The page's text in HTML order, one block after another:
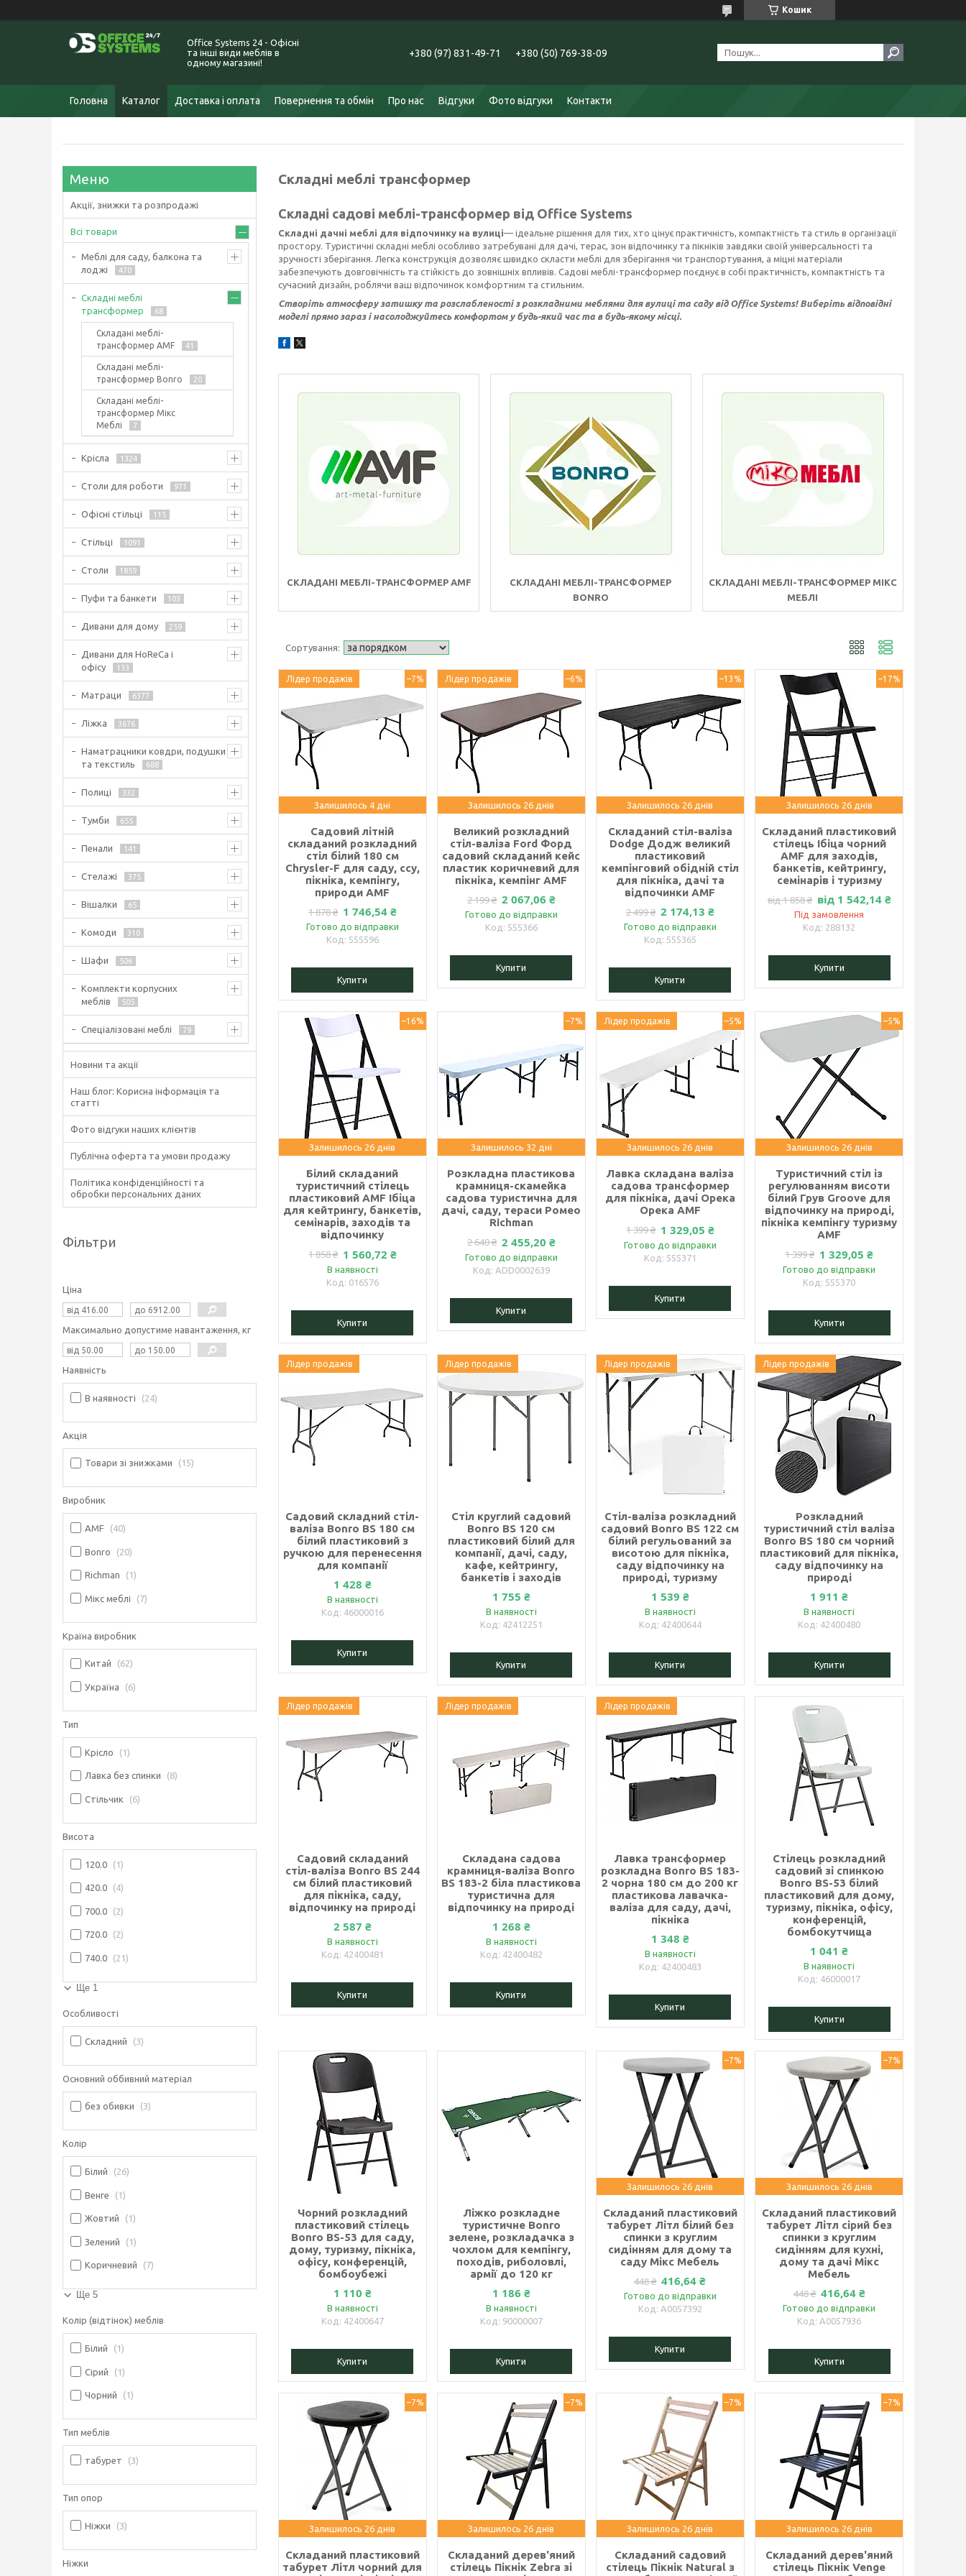
Кошик
Office Systems 24 - Офісні
та інші види меблів в
одному магазині!
+380 (97) 831-49-71 +380 (50) 769-38-09
Головна Каталог Доставка і оплата Повернення та обмін Про нас Відгуки Фото відгуки Контакти
Складні меблі трансформер
Складні садові меблі-трансформер від Office Systems
Складні дачні меблі для відпочинку на вулиці— ідеальне рішення для тих, хто цінує практичність, компактність та стиль в організації
простору. Туристичні складні меблі особливо затребувані для дачі, терас, зон відпочинку та пікніків завдяки своїй універсальності та
зручності зберігання. Легка конструкція дозволяє швидко скласти меблі для зберігання чи транспортування, а міцні матеріали
забезпечують довговічність та стійкість до зовнішніх впливів. Садові меблі-трансформер поєднує в собі практичність, компактність та
сучасний дизайн, роблячи ваш відпочинок комфортним та стильним.
Створіть атмосферу затишку та розслабленості з розкладними меблями для вулиці та саду від Office Systems! Виберіть відповідні
моделі прямо зараз і насолоджуйтесь комфортом у будь-який час та в будь-якому місці.
СКЛАДАНІ МЕБЛІ-ТРАНСФОРМЕР AMF
СКЛАДАНІ МЕБЛІ-ТРАНСФОРМЕР
BONRO
СКЛАДАНІ МЕБЛІ-ТРАНСФОРМЕР МІКС
МЕБЛІ
Лідер продажів –7%
Залишилось 4 дні
Садовий літній
складаний розкладний
стіл білий 180 см
Chrysler-F для саду, ссу,
пікніка, кемпінгу,
природи AMF
1 878 ₴ 1 746,54 ₴
Готово до відправки
555596
Купити
Лідер продажів –6%
Залишилось 26 днів
Великий розкладний
стіл-валіза Ford Форд
садовий складаний кейс
пластик коричневий для
пікніка, кемпінг AMF
2 199 ₴ 2 067,06 ₴
Готово до відправки
555366
Купити
–13%
Залишилось 26 днів
Складаний стіл-валіза
Dodge Додж великий
пластиковий
кемпінговий обідній стіл
для пікніка, дачі та
відпочинки AMF
2 499 ₴ 2 174,13 ₴
Готово до відправки
555365
Купити
–17%
Залишилось 26 днів
Складаний пластиковий
стілець Ібіца чорний
AMF для заходів,
банкетів, кейтрингу,
семінарів і туризму
від 1 858 ₴ від 1 542,14 ₴
Під замовлення
288132
Купити
–16%
Залишилось 26 днів
Білий складаний
туристичний стілець
пластиковий AMF Ібіца
для кейтрингу, банкетів,
семінарів, заходів та
відпочинку
1 858 ₴ 1 560,72 ₴
В наявності
016576
Купити
–7%
Залишилось 32 дні
Розкладна пластикова
крамниця-скамейка
садова туристична для
дачі, саду, тераси Ромео
Richman
2 640 ₴ 2 455,20 ₴
Готово до відправки
ADD0002639
Купити
Лідер продажів –5%
Залишилось 26 днів
Лавка складана валіза
садова трансформер
для пікніка, дачі Орека
Орека AMF
1 399 ₴ 1 329,05 ₴
Готово до відправки
555371
Купити
–5%
Залишилось 26 днів
Туристичний стіл із
регулюванням висоти
білий Грув Groove для
відпочинку на природі,
пікніка кемпінгу туризму
AMF
1 399 ₴ 1 329,05 ₴
Готово до відправки
555370
Купити
Лідер продажів
Садовий складний стіл-
валіза Bonro BS 180 см
білий пластиковий з
ручкою для перенесення
для компанії
1 428 ₴
В наявності
46000016
Купити
Лідер продажів
Стіл круглий садовий
Bonro BS 120 см
пластиковий білий для
компанії, дачі, саду,
кафе, кейтрингу,
банкетів і заходів
1 755 ₴
В наявності
42412251
Купити
Лідер продажів
Стіл-валіза розкладний
садовий Bonro BS 122 см
білий регульований за
висотою для пікніка,
саду відпочинку на
природі, туризму
1 539 ₴
В наявності
42400644
Купити
Лідер продажів
Розкладний
туристичний стіл валіза
Bonro BS 180 см чорний
пластиковий для пікніка,
саду відпочинку на
природі
1 911 ₴
В наявності
42400480
Купити
Лідер продажів
Садовий складаний
стіл-валіза Bonro BS 244
см білий пластиковий
для пікніка, саду,
відпочинку на природі
2 587 ₴
В наявності
42400481
Купити
Лідер продажів
Складана садова
крамниця-валіза Bonro
BS 183-2 біла пластикова
туристична для
відпочинку на природі
1 268 ₴
В наявності
42400482
Купити
Лідер продажів
Лавка трансформер
розкладна Bonro BS 183-
2 чорна 180 см до 200 кг
пластикова лавачка-
валіза для саду, дачі,
пікніка
1 348 ₴
В наявності
42400483
Купити
Стілець розкладний
садовий зі спинкою
Bonro BS-53 білий
пластиковий для дому,
туризму, пікніка, офісу,
конференцій,
бомбокутчища
1 041 ₴
В наявності
46000017
Купити
Чорний розкладний
пластиковий стілець
Bonro BS-53 для саду,
дому, туризму, пікніка,
офісу, конференцій,
бомбоубежі
1 110 ₴
В наявності
42400647
Купити
Ліжко розкладне
туристичне Bonro
зелене, розкладачка з
чохлом для кемпінгу,
походів, риболовлі,
армії до 120 кг
1 186 ₴
В наявності
90000007
Купити
–7%
Залишилось 26 днів
Складаний пластиковий
табурет Літл білий без
спинки з круглим
сидінням для дому та
саду Мікс Мебель
448 ₴ 416,64 ₴
Готово до відправки
А0057392
Купити
–7%
Залишилось 26 днів
Складаний пластиковий
табурет Літл сірий без
спинки з круглим
сидінням для кухні,
дому та дачі Мікс
Мебель
448 ₴ 416,64 ₴
Готово до відправки
А0057936
Купити
–7%
Залишилось 26 днів
Складаний пластиковий
табурет Літл чорний для
–7%
Залишилось 26 днів
Складаний дерев'яний
стілець Пікнік Zebra зі
–7%
Залишилось 26 днів
Складаний садовий
стілець Пікнік Natural з
–7%
Залишилось 26 днів
Складаний дерев'яний
стілець Пікнік Venge
Акції, знижки та розпродажі
Всі товари
Меблі для саду, балкона та
лоджі
470
Складні меблі
трансформер
68
Складані меблі-
трансформер AMF
41
Складані меблі-
трансформер Bonro
20
Складані меблі-
трансформер Мікс
Меблі
7
Крісла 1324
Столи для роботи 971
Офісні стільці 115
Стільці 1091
Столи 1859
Пуфи та банкети 103
Дивани для дому 259
Дивани для HoReCa і
офісу
133
Матраци 6377
Ліжка 3676
Наматрацники ковдри, подушки
та текстиль
688
Полиці 332
Тумби 655
Пенали 141
Стелажі 375
Вішалки 65
Комоди 310
Шафи 506
Комплекти корпусних
меблів
505
Спеціалізовані меблі 79
Новини та акції
Наш блог: Корисна інформація та
статті
Фото відгуки наших клієнтів
Публічна оферта та умови продажу
Політика конфіденційності та
обробки персональних даних
Фільтри
Ціна
Максимально допустиме навантаження, кг
Наявність
В наявності 24
Акція
Товари зі знижками 15
Виробник
AMF 40
Bonro 20
Richman 1
Мікс меблі 7
Країна виробник
Китай 62
Україна 6
Тип
Крісло 1
Лавка без спинки 8
Стільчик 6
Висота
120.0 1
420.0 4
700.0 2
720.0 2
740.0 21
Ще 1
Особливості
Складний 3
Основний оббивний матеріал
без обивки 3
Колір
Білий 26
Венге 1
Жовтий 1
Зелений 1
Коричневий 7
Ще 5
Колір (відтінок) меблів
Білий 1
Сірий 1
Чорний 1
Тип меблів
табурет 3
Тип опор
Ніжки 3
Ніжки